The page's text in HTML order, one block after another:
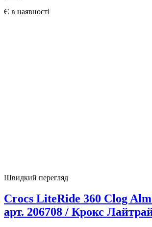
Є в наявності
Швидкий перегляд
Crocs LiteRide 360 Clog
арт. 206708 / Крокс